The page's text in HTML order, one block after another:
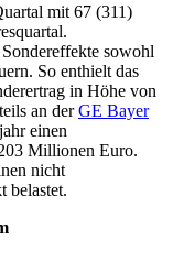
mit 67 (311)
sowohl
So enthielt das
in Höhe von
an derGE Bayer
einen
Millionen Euro.
nicht
belastet.